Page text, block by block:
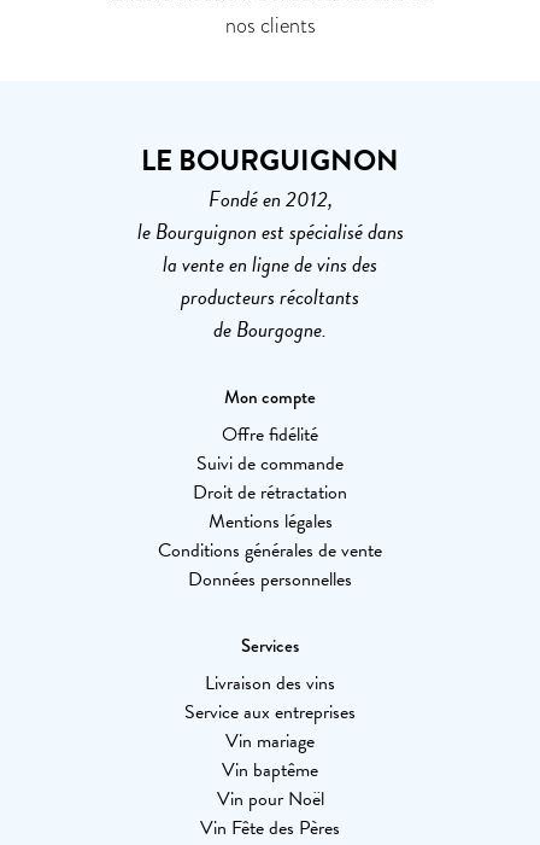
nos clients
LE BOURGUIGNON
Fondé en 2012,
le Bourguignon est spécialisé dans
la vente en ligne de vins des
producteurs récoltants
de Bourgogne.
Mon compte
Offre fidélité
Suivi de commande
Droit de rétractation
Mentions légales
Conditions générales de vente
Données personnelles
Services
Livraison des vins
Service aux entreprises
Vin mariage
Vin baptême
Vin pour Noël
Vin Fête des Pères